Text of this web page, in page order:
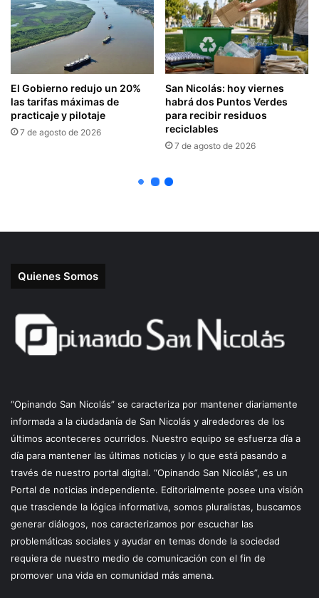
Quienes Somos
“Opinando San Nicolás” se caracteriza por mantener diariamente
informada a la ciudadanía de San Nicolás y alrededores de los
últimos aconteceres ocurridos. Nuestro equipo se esfuerza día a
día para mantener las últimas noticias y lo que está pasando a
través de nuestro portal digital. “Opinando San Nicolás”, es un
Portal de noticias independiente. Editorialmente posee una visión
que trasciende la lógica informativa, somos pluralistas, buscamos
generar diálogos, nos caracterizamos por escuchar las
problemáticas sociales y ayudar en temas donde la sociedad
requiera de nuestro medio de comunicación con el fin de
promover una vida en comunidad más amena.